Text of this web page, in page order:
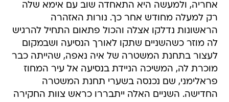
אחריה, ולמעשה היא התאחדה שוב עם אימא שלה
רק למעלה מחודש אחר כך. נורות האזהרה
הראשונות נדלקו אצלה והכול פתאום התחיל להרגיש
לה מוזר כשהשניים שתקו לאורך הנסיעה ושבמקום
לעצור בתחנת המשטרה של איה נאפה, שהייתה כבר
מוכרת לה, המשיכה הניידת בנסיעה אל עיר המחוז
פראלימני, שם נכנסה בשערי תחנת המשטרה
החדישה. השניים האלה ייתבררו כראש צוות החקירה